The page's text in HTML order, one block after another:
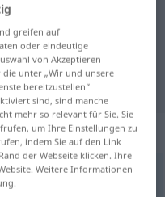
für
greifen auf
oder eindeutige
von Akzeptieren
unter „Wir und unsere
bereitzustellen“
sind, sind manche
mehr so relevant für Sie. Sie
um Ihre Einstellungen zu
indem Sie auf den Link
der Webseite klicken. Ihre
Weitere Informationen